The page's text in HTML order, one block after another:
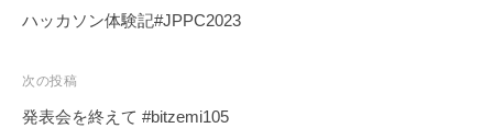
稿
ビ
ゲ
ハッカソン体験記#JPPC2023
次の投稿
発表会を終えて #bitzemi105